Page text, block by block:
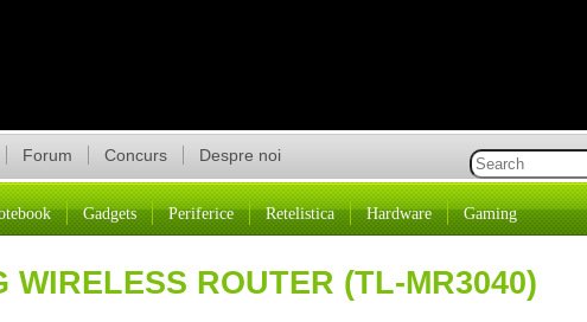
Forum Concurs Despre noi
Gadgets Periferice Retelistica Hardware Gaming
WIRELESS ROUTER (TL-MR3040)